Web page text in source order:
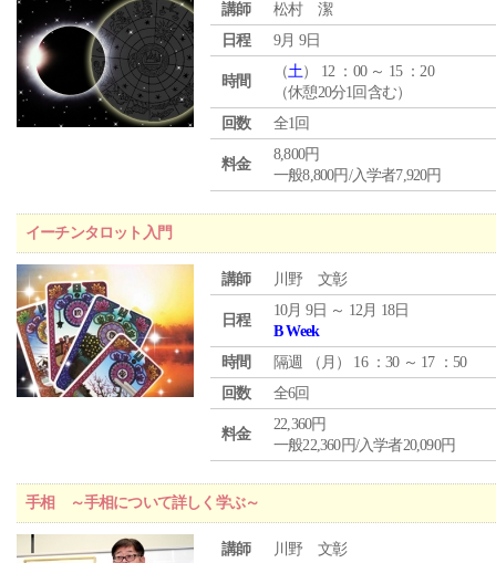
講師
松村 潔
日程
9月 9日
時間
（土） 12 ：00 ～ 15 ：20
（休憩20分1回含む）
回数
全1回
料金
8,800円
一般8,800円/入学者7,920円
イーチンタロット入門
講師 川野 文彰
日程
10月 9日 ～ 12月 18日
B Week
時間
隔週 （ 月 ） 16 ：30 ～ 17 ：50
回数
全6回
料金
22,360円
一般22,360円/入学者20,090円
手相 ～手相について詳しく学ぶ～
講師 川野 文彰